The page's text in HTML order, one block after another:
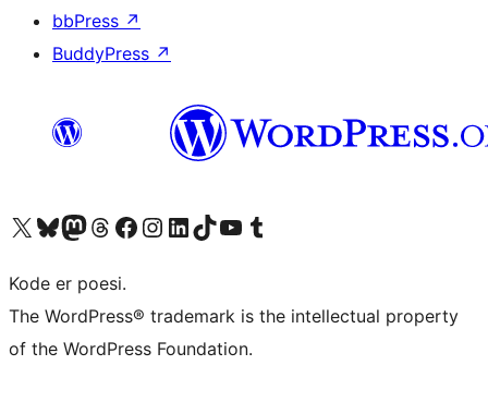
bbPress ↗
BuddyPress ↗
Besøg vores X (tidligere Twitter) konto
Besøg vores Bluesky-konto
Besøg vores Mastodon konto
Besøg vores Threads-konto
Besøg vores Facebook sideBesøg vores Instagram konto
Besøg vores LinkedIn konto
Besøg vores TikTok-konto
Besøg vores YouTube-kanalBesøg vores Tumblr-konto
Kode er poesi.
The WordPress® trademark is the intellectual property
of the WordPress Foundation.